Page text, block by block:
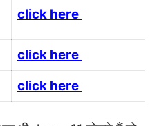
click here
click here
click here